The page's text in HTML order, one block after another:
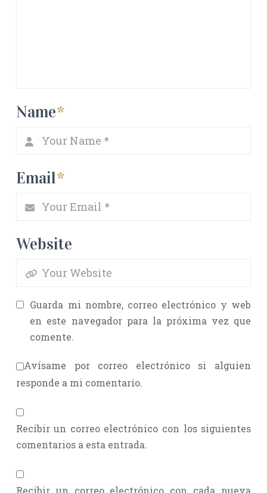
Name*
Email*
Website
Guarda mi nombre, correo electrónico y web
en este navegador para la próxima vez que
comente.
Avísame por correo electrónico si alguien
responde a mi comentario.
Recibir un correo electrónico con los siguientes
comentarios a esta entrada.
Recibir un correo electrónico con cada nueva